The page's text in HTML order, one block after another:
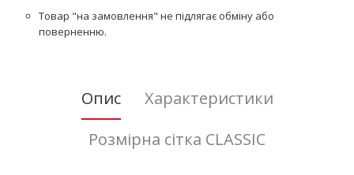
Товар "на замовлення" не підлягає обміну або
поверненню.
Опис
Характеристики
Розмірна сітка CLASSIC